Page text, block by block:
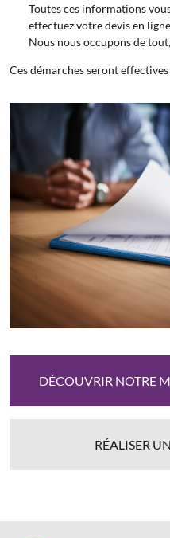
Toutes ces informations
effectuez votre devis en
Nous nous occupons de
Ces démarches seront
DÉCOUVRIR NOTRE
RÉALISER